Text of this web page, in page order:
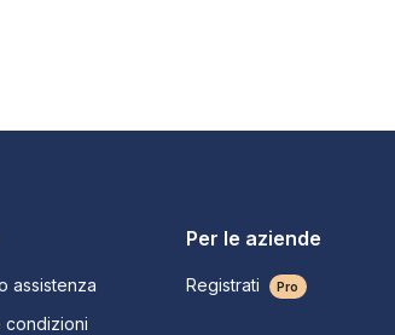
assistenza
condizioni
Per le aziende
Registrati Pro